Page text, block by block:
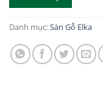
Danh mục:Sàn Gỗ Elka